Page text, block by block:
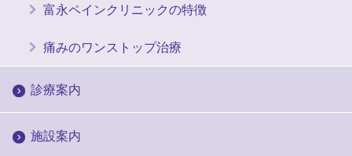
富永ペインクリニックの特徴
痛みのワンストップ治療
診療案内
施設案内